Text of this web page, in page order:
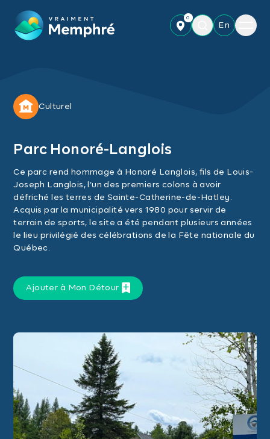
0
En
Menu
Culturel
Parc Honoré-Langlois
Ce parc rend hommage à Honoré Langlois, fils de Louis-
Joseph Langlois, l’un des premiers colons à avoir
défriché les terres de Sainte-Catherine-de-Hatley.
Acquis par la municipalité vers 1980 pour servir de
terrain de sports, le site a été pendant plusieurs années
le lieu privilégié des célébrations de la Fête nationale du
Québec.
Ajouter à Mon Détour